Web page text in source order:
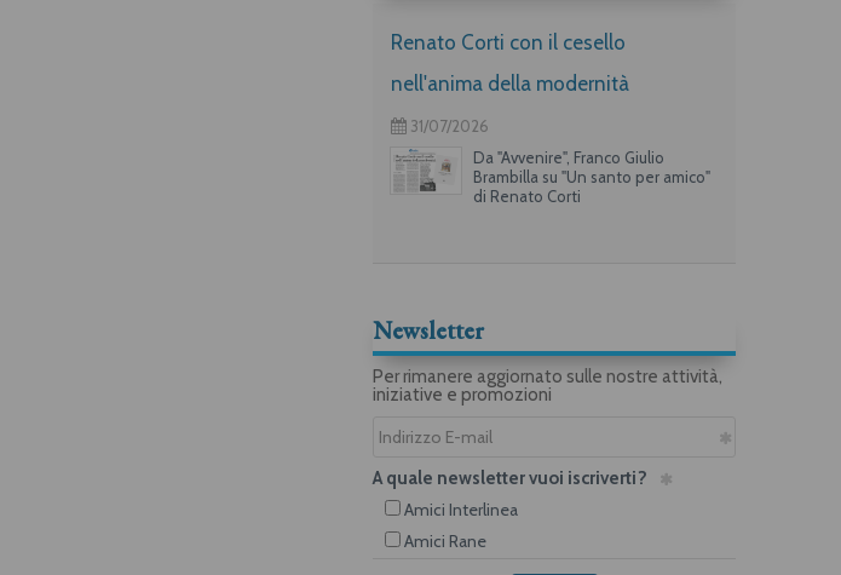
Renato Corti con il cesello
nell'anima della modernità
31/07/2026
Da "Avvenire", Franco Giulio
Brambilla su "Un santo per amico"
di Renato Corti
Newsletter
Per rimanere aggiornato sulle nostre attività,
iniziative e promozioni
A quale newsletter vuoi iscriverti?
Amici Interlinea
Amici Rane